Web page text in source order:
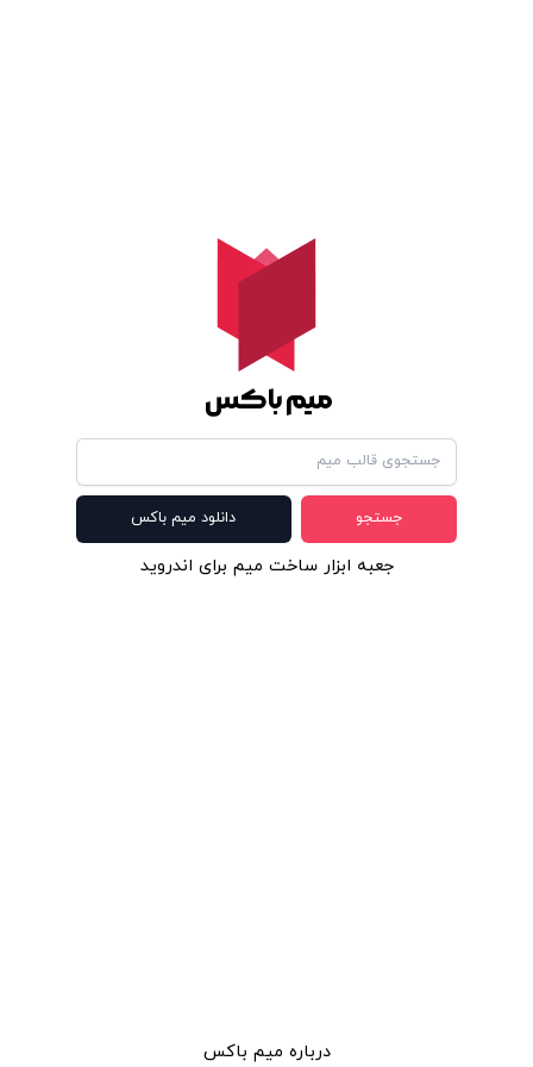
میم باکس
جستجو دانلود میم باکس
جعبه ابزار ساخت میم برای اندروید
درباره میم باکس